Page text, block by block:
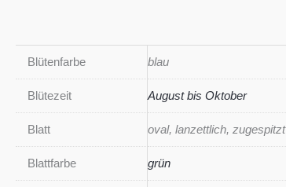
Blütenfarbe blau
Blütezeit August bis Oktober
Blatt oval, lanzettlich, zugespitzt
Blattfarbe grün